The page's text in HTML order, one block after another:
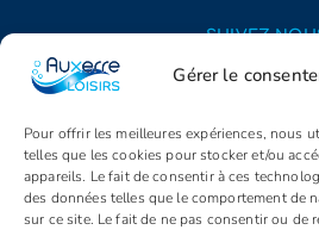
Gérer le
Pour offrir les meilleures expériences, nous
telles que les cookies pour stocker et/ou
appareils. Le fait de consentir à ces
des données telles que le comportement de
sur ce site. Le fait de ne pas consentir ou de
SUIVEZ